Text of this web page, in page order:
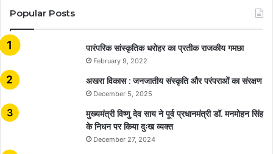
Popular Posts
​​​​​​​पारंपरिक सांस्कृतिक धरोहर का प्रतीक राजकीय गमछा
February 9, 2022
अखरा विकास : जनजातीय संस्कृति और परंपराओं का संरक्षण
December 5, 2025
मुख्यमंत्री विष्णु देव साय ने पूर्व प्रधानमंत्री डॉ. मनमोहन सिंह
के निधन पर किया दुःख व्यक्त
December 27, 2024